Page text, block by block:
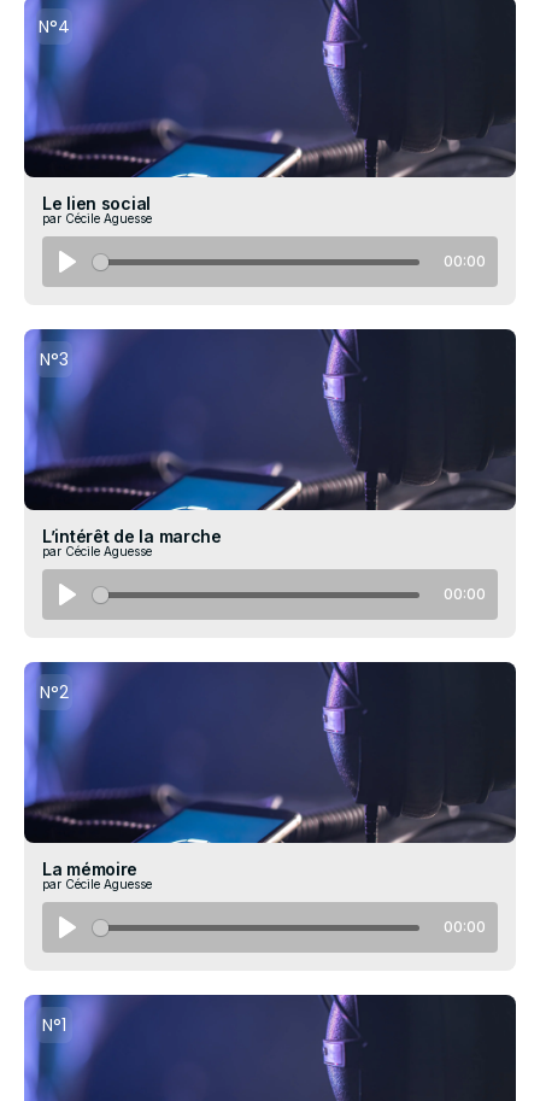
N°4
Le lien social
par Cécile Aguesse
00:00
N°3
L’intérêt de la marche
par Cécile Aguesse
00:00
N°2
La mémoire
par Cécile Aguesse
00:00
N°1